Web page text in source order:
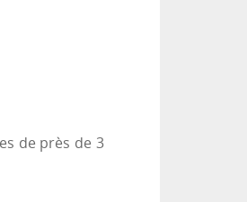
de près de 3